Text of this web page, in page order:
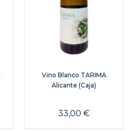
Vino Blanco TARIMA
Alicante (Caja)
33,00€